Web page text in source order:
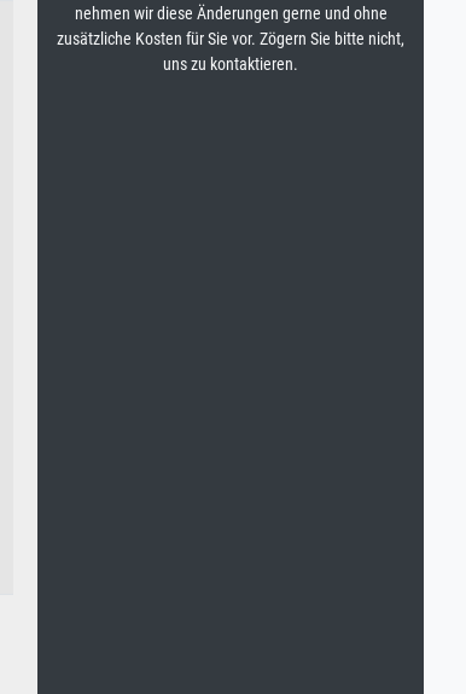
nehmen wir diese Änderungen gerne und ohne
zusätzliche Kosten für Sie vor. Zögern Sie bitte nicht,
uns zu kontaktieren.